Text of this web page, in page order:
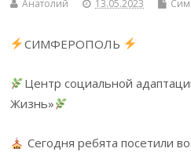
Анатолий 13.05.2023
СИМФЕРОПОЛЬ
Центр социальной
Жизнь»
Сегодня ребята посетили